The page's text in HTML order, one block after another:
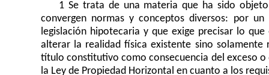
1 Se trata de una materia que ha sido
convergen normas y conceptos diversos: por
legislación hipotecaria y que exige precisar lo
alterar la realidad física existente sino
título constitutivo como consecuencia del exceso
la Ley de Propiedad Horizontal en cuanto a los